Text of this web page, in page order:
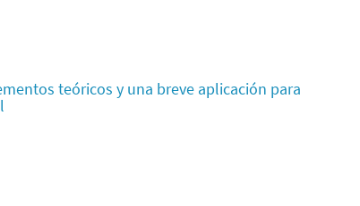
teóricos y una breve aplicación para